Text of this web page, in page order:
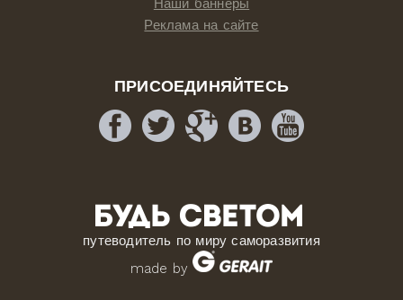
Наши баннеры
Реклама на сайте
ПРИСОЕДИНЯЙТЕСЬ
путеводитель по миру саморазвития
made by